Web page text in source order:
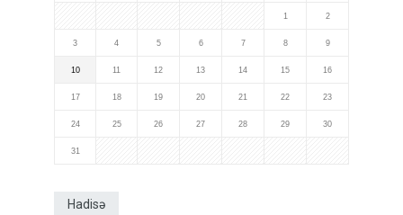
1 2
3 4 5 6 7 8 9
10 11 12 13 14 15 16
17 18 19 20 21 22 23
24 25 26 27 28 29 30
31
Hadisə